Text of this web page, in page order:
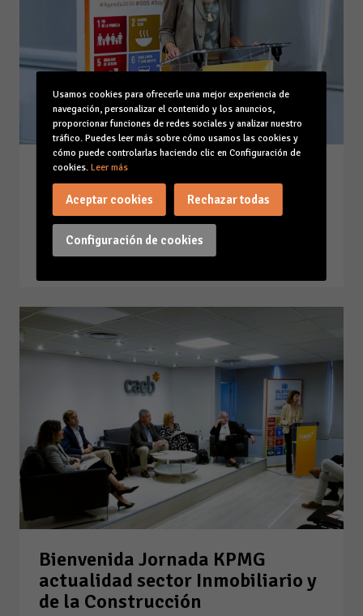
Bienvenida Jornada MAPFRE-
Cuatrecasas sobre los beneficios
de la retribución flexible
09-11-22
Leer la noticia
Bienvenida Jornada KPMG
actualidad sector Inmobiliario y
de la Construcción
Usamos cookies para ofrecerle una mejor experiencia de
navegación, personalizar el contenido y los anuncios,
proporcionar funciones de redes sociales y analizar nuestro
tráfico. Puedes leer más sobre cómo usamos las cookies y
cómo puede controlarlas haciendo clic en Configuración de
cookies. Leer más
Configuración de cookies
Aceptar cookies Rechazar todas